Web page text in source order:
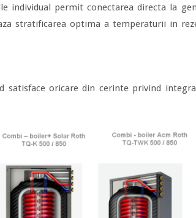
individual permit conectarea directa la
stratificarea optima a temperaturii in
satisface oricare din cerinte privind